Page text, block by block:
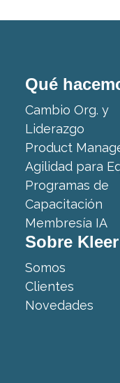
Qué
Cambio Org. y
Liderazgo
Product
Agilidad para
Programas de
Capacitación
Membresía IA
Sobre Kleer
Somos
Clientes
Novedades